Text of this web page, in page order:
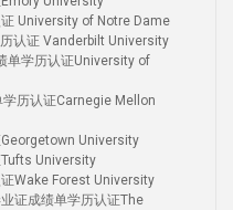
University of Notre Dame
认证 Vanderbilt University
单学历认证University of
历认证Carnegie Mellon
University
University
Wake Forest University
证成绩单学历认证The